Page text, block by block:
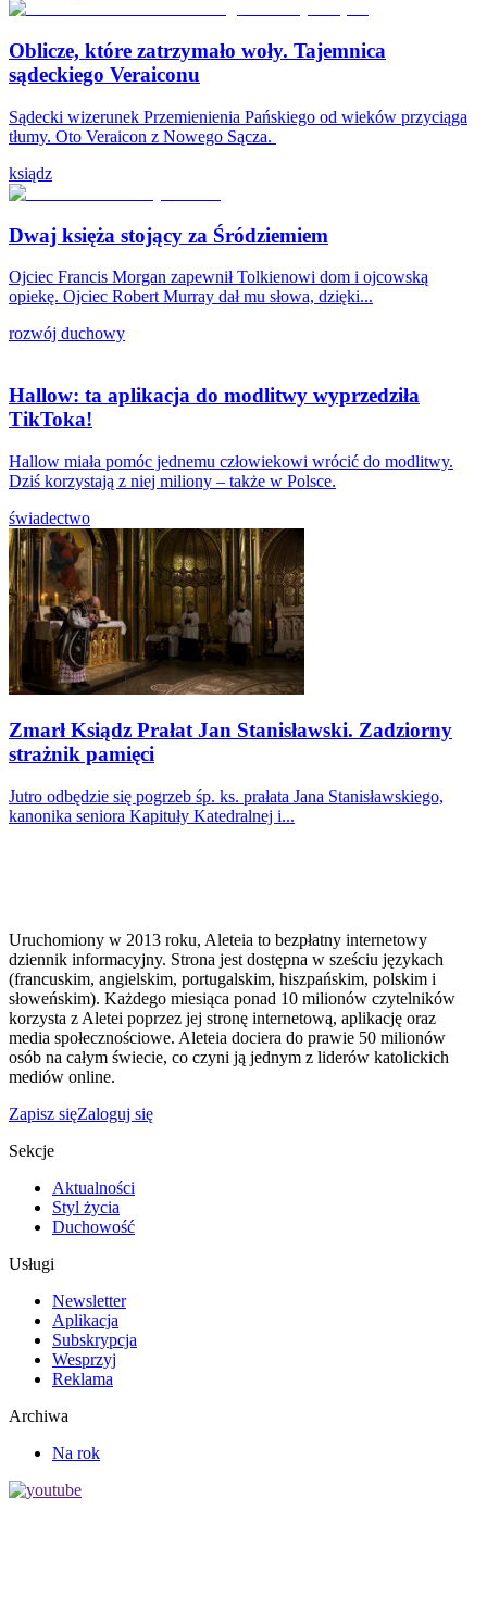
Oblicze, które zatrzymało woły. Tajemnica
sądeckiego Veraiconu
Sądecki wizerunek Przemienienia Pańskiego od wieków przyciąga
tłumy. Oto Veraicon z Nowego Sącza.
ksiądz
Dwaj księża stojący za Śródziemiem
Ojciec Francis Morgan zapewnił Tolkienowi dom i ojcowską
opiekę. Ojciec Robert Murray dał mu słowa, dzięki...
rozwój duchowy
Hallow: ta aplikacja do modlitwy wyprzedziła
TikToka!
Hallow miała pomóc jednemu człowiekowi wrócić do modlitwy.
Dziś korzystają z niej miliony – także w Polsce.
świadectwo
Zmarł Ksiądz Prałat Jan Stanisławski. Zadziorny
strażnik pamięci
Jutro odbędzie się pogrzeb śp. ks. prałata Jana Stanisławskiego,
kanonika seniora Kapituły Katedralnej i...
Uruchomiony w 2013 roku, Aleteia to bezpłatny internetowy
dziennik informacyjny. Strona jest dostępna w sześciu językach
(francuskim, angielskim, portugalskim, hiszpańskim, polskim i
słoweńskim). Każdego miesiąca ponad 10 milionów czytelników
korzysta z Aletei poprzez jej stronę internetową, aplikację oraz
media społecznościowe. Aleteia dociera do prawie 50 milionów
osób na całym świecie, co czyni ją jednym z liderów katolickich
mediów online.
Zapisz sięZaloguj się
Sekcje
Aktualności
Styl życia
Duchowość
Usługi
Newsletter
Aplikacja
Subskrypcja
Wesprzyj
Reklama
Archiwa
Na rok